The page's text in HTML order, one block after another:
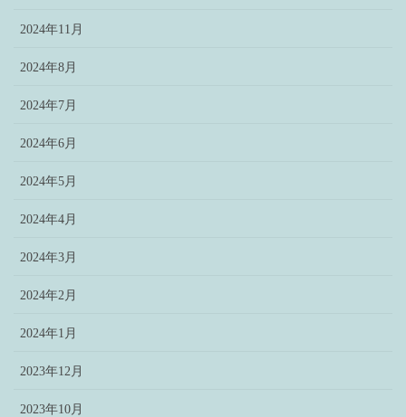
2024年11月
2024年8月
2024年7月
2024年6月
2024年5月
2024年4月
2024年3月
2024年2月
2024年1月
2023年12月
2023年10月